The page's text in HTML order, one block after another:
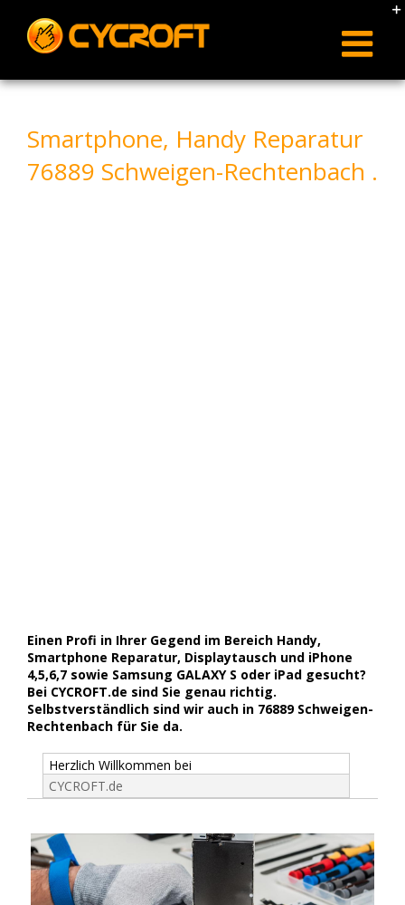
content
Smartphone, Handy Reparatur
76889 Schweigen-Rechtenbach .
Einen Profi in Ihrer Gegend im Bereich Handy,
Smartphone Reparatur, Displaytausch und iPhone
4,5,6,7 sowie Samsung GALAXY S oder iPad gesucht?
Bei CYCROFT.de sind Sie genau richtig.
Selbstverständlich sind wir auch in 76889 Schweigen-
Rechtenbach für Sie da.
Herzlich Willkommen bei
CYCROFT.de